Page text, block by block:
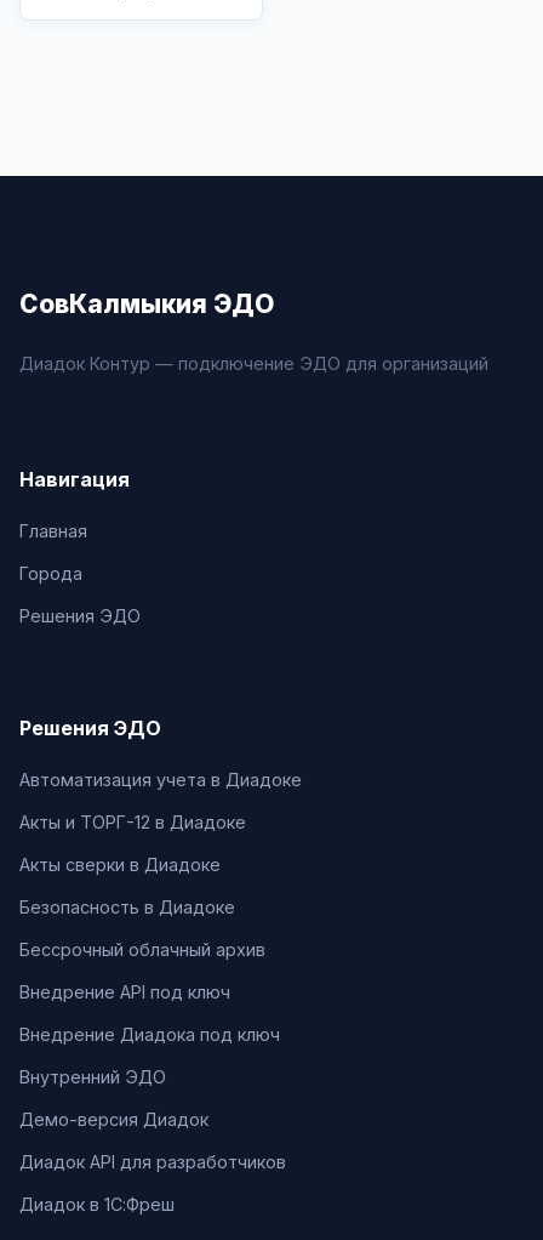
СовКалмыкия ЭДО
Диадок Контур — подключение ЭДО для организаций
Навигация
Главная
Города
Решения ЭДО
Решения ЭДО
Автоматизация учета в Диадоке
Акты и ТОРГ-12 в Диадоке
Акты сверки в Диадоке
Безопасность в Диадоке
Бессрочный облачный архив
Внедрение API под ключ
Внедрение Диадока под ключ
Внутренний ЭДО
Демо-версия Диадок
Диадок API для разработчиков
Диадок в 1С:Фреш